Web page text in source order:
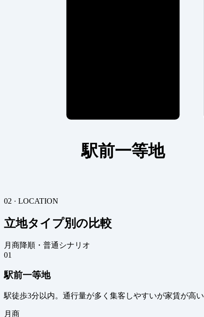
駅前一等地
02 · LOCATION
立地タイプ別の比較
月商降順・普通シナリオ
01
駅前一等地
駅徒歩3分以内。通行量が多く集客しやすいが家賃が高い
月商